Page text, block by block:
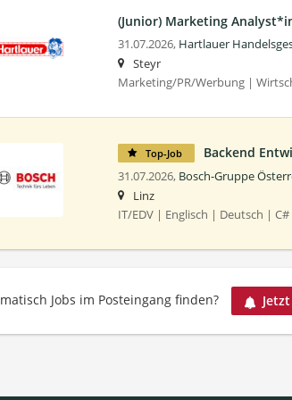
(Junior) Marketing
31.07.2026, Hartlauer
Steyr
Marketing/PR/Werbung |
Top-Job Backend
31.07.2026, Bosch-Gruppe
Linz
IT/EDV | Englisch | Deutsch | C#
Jobs im Posteingang finden?